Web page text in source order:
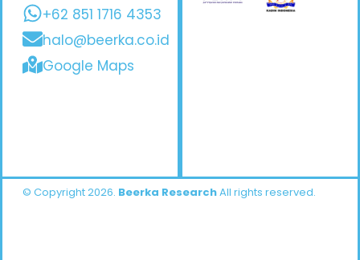
+62 851 1716 4353
halo@beerka.co.id
Google Maps
© Copyright 2026. Beerka ResearchAll rights reserved.